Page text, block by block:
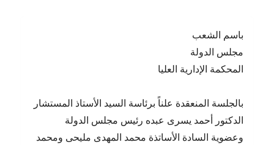
باسم الشعب
مجلس الدولة
المحكمة الإدارية العليا
بالجلسة المنعقدة علناً برئاسة السيد الأستاذ المستشار
الدكتور أحمد يسرى عبده رئيس مجلس الدولة
وعضوية السادة الأساتذة محمد المهدى مليحى ومحمد